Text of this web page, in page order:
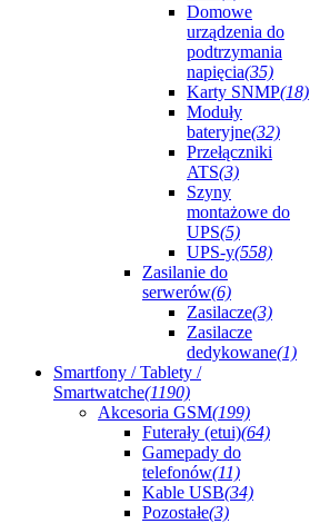
Domowe
urządzenia do
podtrzymania
napięcia(35)
Karty SNMP(18)
Moduły
bateryjne(32)
Przełączniki
ATS(3)
Szyny
montażowe do
UPS(5)
UPS-y(558)
Zasilanie do
serwerów(6)
Zasilacze(3)
Zasilacze
dedykowane(1)
Smartfony / Tablety /
Smartwatche(1190)
Akcesoria GSM(199)
Futerały (etui)(64)
Gamepady do
telefonów(11)
Kable USB(34)
Pozostałe(3)